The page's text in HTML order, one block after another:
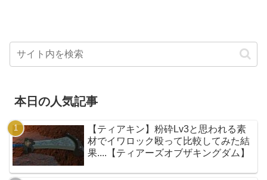
本日の人気記事
【ティアキン】粉砕Lv3と思われる素
材でイワロック殴って比較してみた結
果....【ティアーズオブザキングダム】